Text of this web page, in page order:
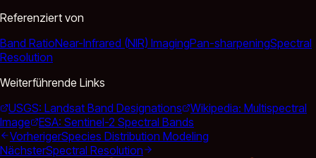
Referenziert von
Band RatioNear-Infrared (NIR) ImagingPan-sharpeningSpectral
Resolution
Weiterführende Links
USGS: Landsat Band Designations
Wikipedia: Multispectral
Image
ESA: Sentinel-2 Spectral Bands
VorherigerSpecies Distribution Modeling
NächsterSpectral Resolution